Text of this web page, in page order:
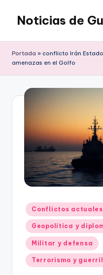
Saltar
contenido
Noticias de
Portada » conflicto Irán
amenazas en el Golfo
Publicado
en
Conflictos actuales
Geopolítica y
Militar y defensa
Terrorismo y